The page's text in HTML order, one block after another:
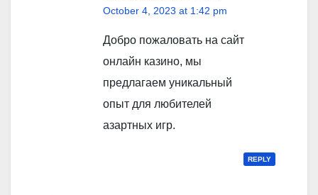
October 4, 2023 at 1:42 pm
Добро пожаловать на сайт
онлайн казино, мы
предлагаем уникальный
опыт для любителей
азартных игр.
REPLY